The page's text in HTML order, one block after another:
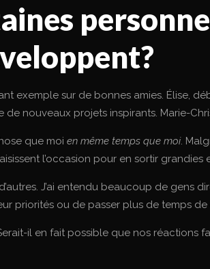
exemple sur de bonnes amies. Élise,
nouveaux projets inspirants. Marie-
que moien même temps que moi.
l’occasion pour en sortir grandies
J’ai entendu beaucoup de
priorités ou de passer plus de temps
il en fait possible que nos